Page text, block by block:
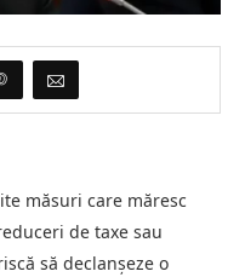
măsuri care măresc
de taxe sau
să declanșeze o